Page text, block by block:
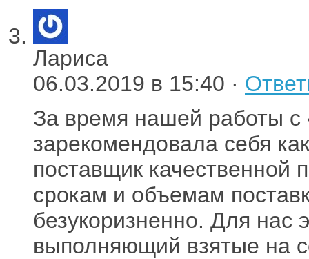
Лариса
06.03.2019 в 15:40 ·
За время нашей работы
зарекомендовала себя
поставщик качественной
срокам и объемам
безукоризненно. Для нас
выполняющий взятые на